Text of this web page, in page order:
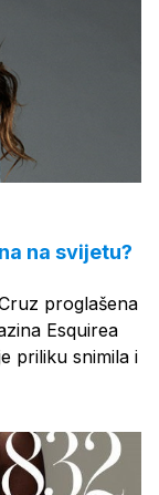
na svijetu?
proglašena
Esquirea
priliku snimila i